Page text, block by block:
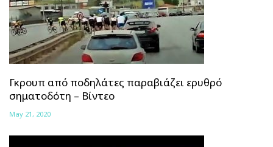
Γκρουπ από ποδηλάτες παραβιάζει ερυθρό
σηματοδότη – Βίντεο
May 21, 2020